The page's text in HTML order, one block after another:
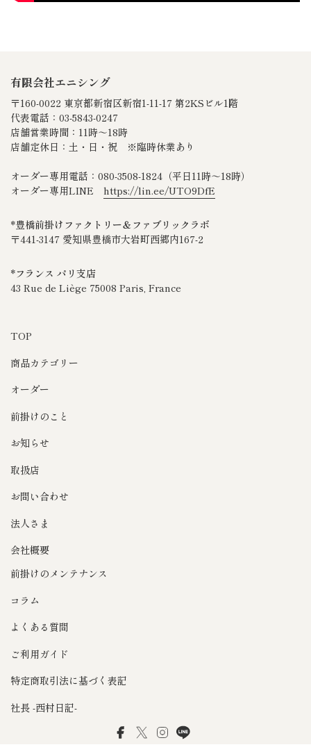
有限会社エニシング
〒160-0022 東京都新宿区新宿1-11-17 第2KSビル1階
代表電話：03-5843-0247
店舗営業時間：11時～18時
店舗定休日：土・日・祝 ※臨時休業あり
オーダー専用電話：080‐3508‐1824（平日11時～18時）
オーダー専用LINE https://lin.ee/UTO9DfE
*豊橋前掛けファクトリー＆ファブリックラボ
〒441-3147 愛知県豊橋市大岩町西郷内167-2
*フランス パリ支店
43 Rue de Liège 75008 Paris, France
TOP
商品カテゴリー
オーダー
前掛けのこと
お知らせ
取扱店
お問い合わせ
法人さま
会社概要
前掛けのメンテナンス
コラム
よくある質問
ご利用ガイド
特定商取引法に基づく表記
社長 -西村日記-
FacebookTwitterInstagram
LINE